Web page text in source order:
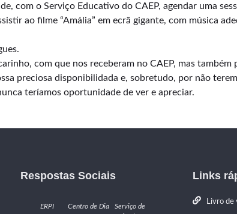
com o Serviço Educativo do CAEP, agendar uma
ao filme “Amália” em ecrã gigante, com música
com que nos receberam no CAEP, mas
preciosa disponibilidada e, sobretudo, por não
teríamos oportunidade de ver e apreciar.
Respostas Sociais
ERPI Centro de Dia
Serviço de
Links
Livro de